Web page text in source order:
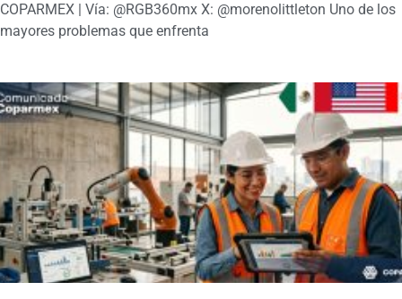
COPARMEX | Vía: @RGB360mx X: @morenolittleton Uno de los
mayores problemas que enfrenta